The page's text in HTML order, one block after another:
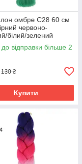
омбре C28 60 см
червоно-
білий/зелений
до відправки більше 2
130 ₴
Купити